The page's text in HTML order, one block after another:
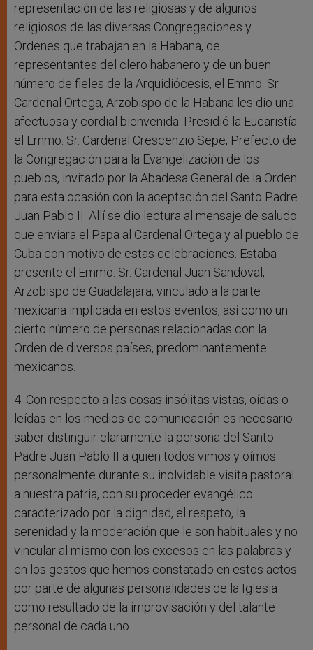
representación de las religiosas y de algunos
religiosos de las diversas Congregaciones y
Ordenes que trabajan en la Habana, de
representantes del clero habanero y de un buen
número de fieles de la Arquidiócesis, el Emmo. Sr.
Cardenal Ortega, Arzobispo de la Habana les dio una
afectuosa y cordial bienvenida. Presidió la Eucaristía
el Emmo. Sr. Cardenal Crescenzio Sepe, Prefecto de
la Congregación para la Evangelización de los
pueblos, invitado por la Abadesa General de la Orden
para esta ocasión con la aceptación del Santo Padre
Juan Pablo II. Allí se dio lectura al mensaje de saludo
que enviara el Papa al Cardenal Ortega y al pueblo de
Cuba con motivo de estas celebraciones. Estaba
presente el Emmo. Sr. Cardenal Juan Sandoval,
Arzobispo de Guadalajara, vinculado a la parte
mexicana implicada en estos eventos, así como un
cierto número de personas relacionadas con la
Orden de diversos países, predominantemente
mexicanos.
4. Con respecto a las cosas insólitas vistas, oídas o
leídas en los medios de comunicación es necesario
saber distinguir claramente la persona del Santo
Padre Juan Pablo II a quien todos vimos y oímos
personalmente durante su inolvidable visita pastoral
a nuestra patria, con su proceder evangélico
caracterizado por la dignidad, el respeto, la
serenidad y la moderación que le son habituales y no
vincular al mismo con los excesos en las palabras y
en los gestos que hemos constatado en estos actos
por parte de algunas personalidades de la Iglesia
como resultado de la improvisación y del talante
personal de cada uno.